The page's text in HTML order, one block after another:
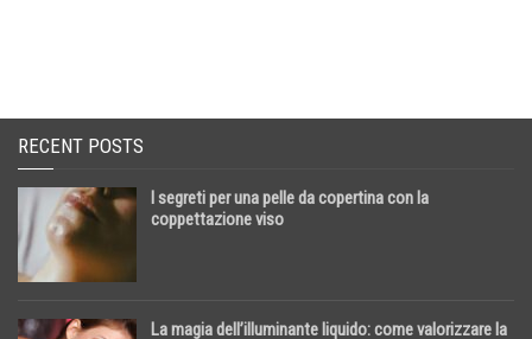
RECENT POSTS
I segreti per una pelle da copertina con la
coppettazione viso
La magia dell’illuminante liquido: come valorizzare la